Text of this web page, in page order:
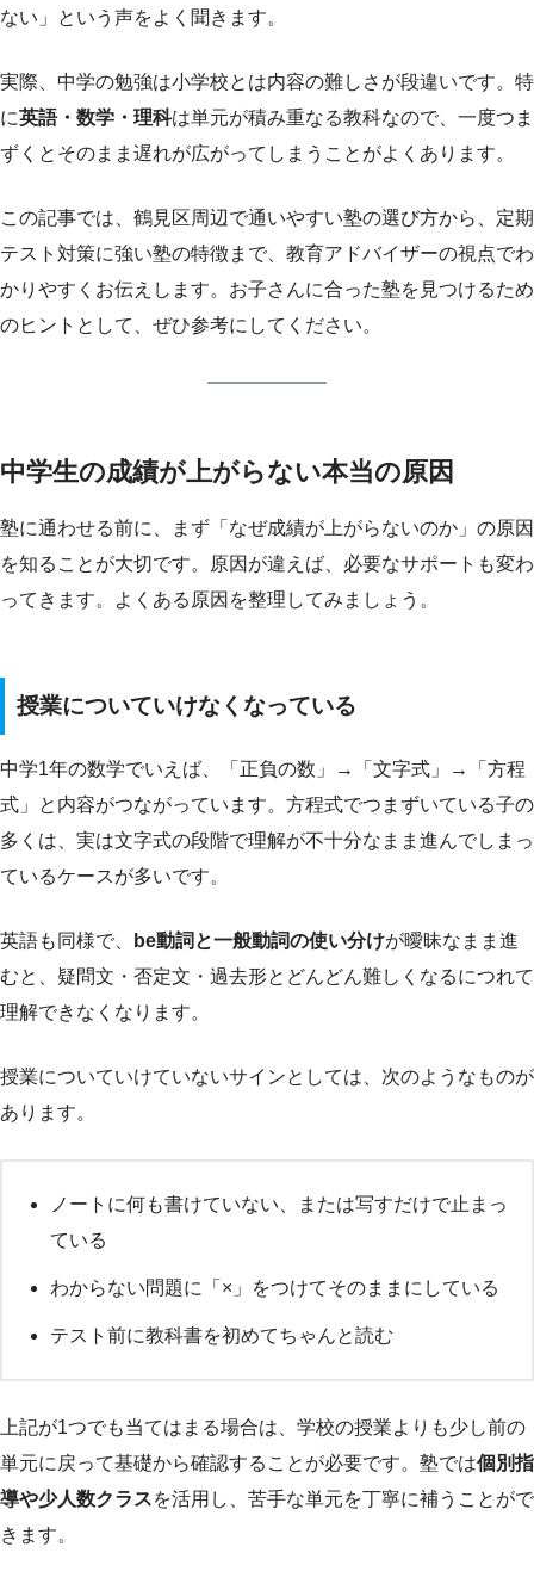
ない」という声をよく聞きます。
実際、中学の勉強は小学校とは内容の難しさが段違いです。特
に英語・数学・理科は単元が積み重なる教科なので、一度つま
ずくとそのまま遅れが広がってしまうことがよくあります。
この記事では、鶴見区周辺で通いやすい塾の選び方から、定期
テスト対策に強い塾の特徴まで、教育アドバイザーの視点でわ
かりやすくお伝えします。お子さんに合った塾を見つけるため
のヒントとして、ぜひ参考にしてください。
中学生の成績が上がらない本当の原因
塾に通わせる前に、まず「なぜ成績が上がらないのか」の原因
を知ることが大切です。原因が違えば、必要なサポートも変わ
ってきます。よくある原因を整理してみましょう。
授業についていけなくなっている
中学1年の数学でいえば、「正負の数」→「文字式」→「方程
式」と内容がつながっています。方程式でつまずいている子の
多くは、実は文字式の段階で理解が不十分なまま進んでしまっ
ているケースが多いです。
英語も同様で、 be動詞と一般動詞の使い分けが曖昧なまま進
むと、疑問文・否定文・過去形とどんどん難しくなるにつれて
理解できなくなります。
授業についていけていないサインとしては、次のようなものが
あります。
ノートに何も書けていない、または写すだけで止まっ
ている
わからない問題に「×」をつけてそのままにしている
テスト前に教科書を初めてちゃんと読む
上記が1つでも当てはまる場合は、学校の授業よりも少し前の
単元に戻って基礎から確認することが必要です。塾では個別指
導や少人数クラスを活用し、苦手な単元を丁寧に補うことがで
きます。